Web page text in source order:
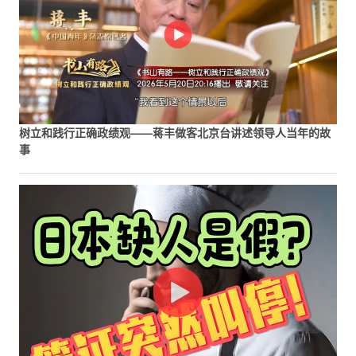
树立和践行正确政绩观——蒋丰做客北京台讲述领导人当年的故
事